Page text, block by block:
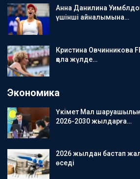
Анна Данилина
үшінші айналымына…
Кристина Овчинникова
қола жүлде…
Экономика
Үкімет Мал
2026-2030 жылдарға…
2026 жылдан бастап
өседі